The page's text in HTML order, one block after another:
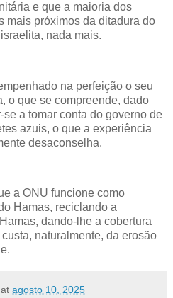
e que a maioria dos
mais próximos da ditadura do
nada mais.
na perfeição o seu
o que se compreende, dado
a tomar conta do governo de
azuis, o que a experiência
desaconselha.
a ONU funcione como
Hamas, reciclando a
dando-lhe a cobertura
naturalmente, da erosão
at agosto 10, 2025